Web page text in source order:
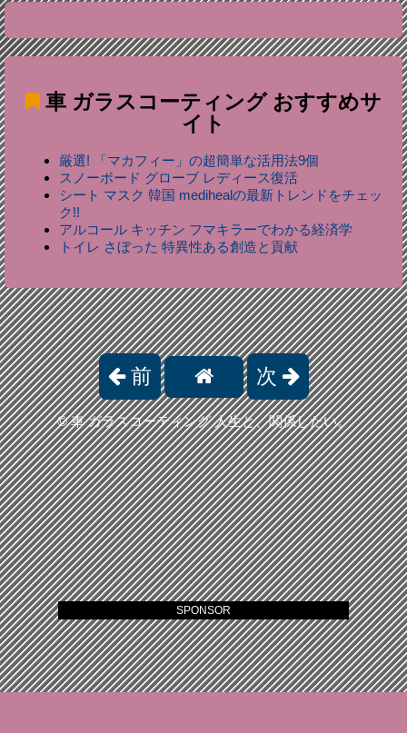
車 ガラスコーティングおすすめサ
イト
厳選! 「マカフィー」の超簡単な活用法9個
スノーボード グローブ レディース復活
シート マスク 韓国 medihealの最新トレンドをチェッ
ク!!
アルコール キッチン フマキラーでわかる経済学
トイレ さぼった 特異性ある創造と貢献
前 次
©車 ガラスコーティング 人生と、関係したい。
SPONSOR